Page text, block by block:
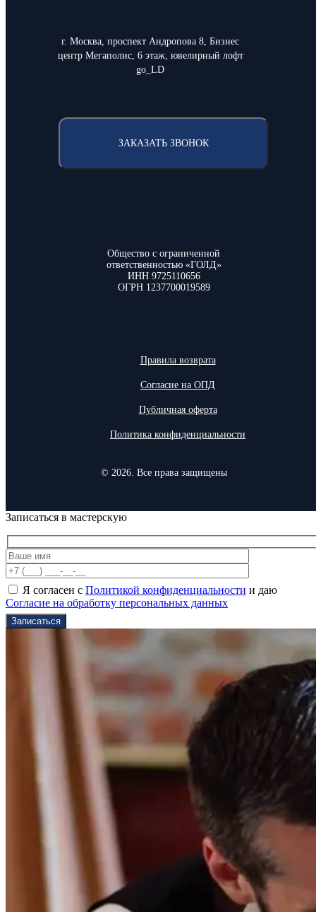
г. Москва, проспект Андропова 8, Бизнес
центр Мегаполис, 6 этаж, ювелирный лофт
go_LD
ЗАКАЗАТЬ ЗВОНОК
Общество с ограниченной
ответственностью «ГОЛД»
ИНН 9725110656
ОГРН 1237700019589
Правила возврата
Согласие на ОПД
Публичная оферта
Политика конфиденциальности
© 2026. Все права защищены
Записаться в мастерскую
Я согласен с Политикой конфиденциальности и даю
Согласие на обработку персональных данных